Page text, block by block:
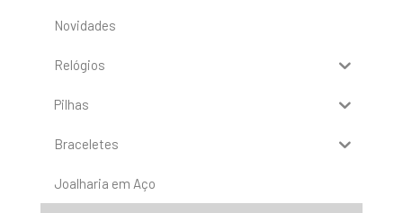
Novidades
Relógios
Pilhas
Braceletes
Joalharia em Aço